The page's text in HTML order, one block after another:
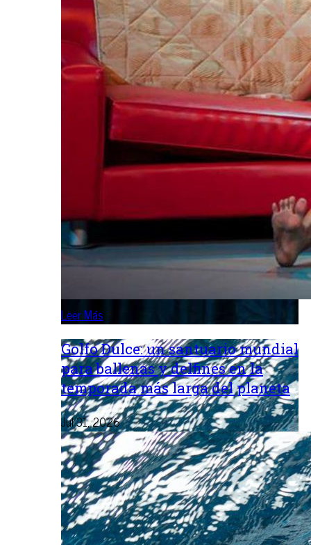
Leer Más
Golfo Dulce: un santuario mundial
para ballenas y delfines en la
temporada más larga del planeta
Jul 31, 2026